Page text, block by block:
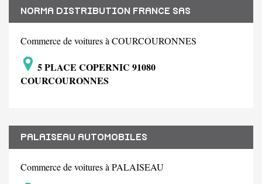
NORMA DISTRIBUTION FRANCE SAS
Commerce de voitures à COURCOURONNES
5 PLACE COPERNIC 91080
COURCOURONNES
PALAISEAU AUTOMOBILES
Commerce de voitures à PALAISEAU